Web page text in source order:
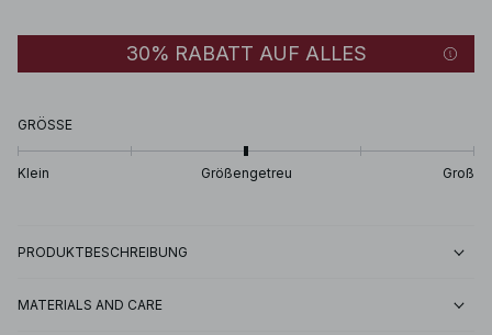
30% RABATT AUF ALLES
GRÖSSE
Klein Größengetreu Groß
PRODUKTBESCHREIBUNG
MATERIALS AND CARE